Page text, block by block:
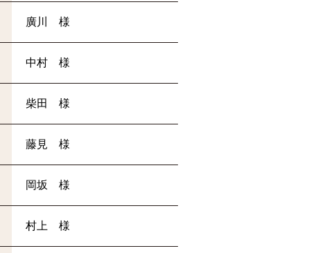
廣川 様
中村 様
柴田 様
藤見 様
岡坂 様
村上 様